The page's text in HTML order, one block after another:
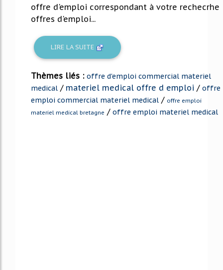
offre d'emploi correspondant à votre rechecrhe
offres d'emploi...
LIRE LA SUITE
Thèmes liés : offre d'emploi commercial materiel
medical / materiel medical offre d emploi / offre
emploi commercial materiel medical / offre emploi
materiel medical bretagne / offre emploi materiel medical